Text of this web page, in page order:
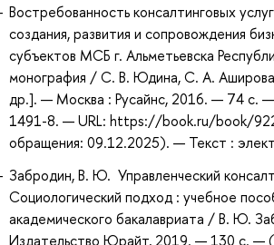
Востребованность консалтинговых
создания, развития и сопровождения
субъектов МСБ г. Альметьевска
монография / С. В. Юдина, С. А.
др.]. — Москва : Русайнс, 2016. — 74 с.
1491-8. — URL: https://book.ru/book/
обращения: 09.12.2025). — Текст :
Забродин, В. Ю. Управленческий
Социологический подход : учебное
академического бакалавриата / В. Ю.
Издательство Юрайт, 2019. — 130 с. —